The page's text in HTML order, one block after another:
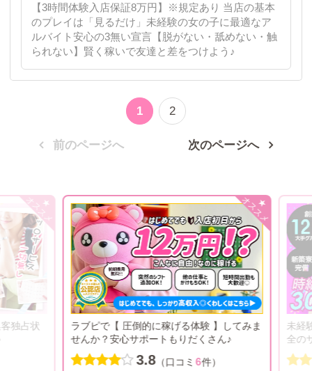
【3時間体験入店保証8万円】※規定あり 当店の基本
のプレイは「見るだけ」未経験の女の子に最適なア
ルバイト安心の3無い宣言【脱がない・舐めない・触
られない】賢く稼いで友達と差をつけよう♪
1 2
前のページへ 次のページへ
占状
ラブピで【 圧倒的に稼げる体験 】してみま
せんか？安心サポートもりだくさん♪
3.8（口コミ 6件）
未経
全のサ